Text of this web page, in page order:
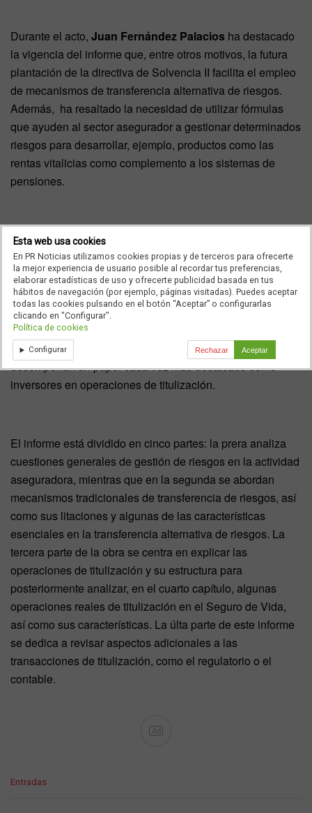
Durante el acto, Juan Fernández Palacios ha destacado
la vigencia del informe que, entre otros motivos, la futura
plantación de la directiva de Solvencia II facilita el empleo
de mecanismos de transferencia alternativa de riesgos.
Además, ha resaltado la necesidad de utilizar fórmulas
que ayuden al sector asegurador a gestionar determinados
riesgos para desarrollar, ejemplo, productos como las
rentas vitalicias como complemento a los sistemas de
pensiones.
La titulización de riesgos aseguradores se utilizó en origen
para cubrir riesgos catastróficos y paulatinamente ha ido
extendiéndose a otras áreas, como la actividad
aseguradora de Vida. En la últa década se ha producido
un incremento significativo en las operaciones de
titulización y el sector asegurador no ha sido ajeno a esta
realidad. Prueba de ello es que los aseguradores
desempeñan un papel cada vez más destacado como
inversores en operaciones de titulización.
El informe está dividido en cinco partes: la prera analiza
cuestiones generales de gestión de riesgos en la actividad
aseguradora, mientras que en la segunda se abordan
mecanismos tradicionales de transferencia de riesgos, así
como sus litaciones y algunas de las características
esenciales en la transferencia alternativa de riesgos. La
tercera parte de la obra se centra en explicar las
operaciones de titulización y su estructura para
posteriormente analizar, en el cuarto capítulo, algunas
operaciones reales de titulización en el Seguro de Vida,
así como sus características. La últa parte de este informe
se dedica a revisar aspectos adicionales a las
transacciones de titulización, como el regulatorio o el
contable.
Ad
C
Entradas
Esta web usa cookies
En PR Noticias utilizamos cookies propias y de terceros para ofrecerte
la mejor experiencia de usuario posible al recordar tus preferencias,
elaborar estadísticas de uso y ofrecerte publicidad basada en tus
hábitos de navegación (por ejemplo, páginas visitadas). Puedes aceptar
todas las cookies pulsando en el botón “Aceptar” o configurarlas
clicando en "Configurar".
Política de cookies
Configurar Rechazar Aceptar